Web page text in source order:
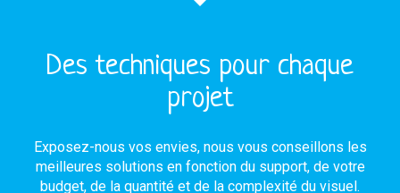
Des techniques pour chaque
projet
Exposez-nous vos envies, nous vous conseillons les
meilleures solutions en fonction du support, de votre
budget, de la quantité et de la complexité du visuel.